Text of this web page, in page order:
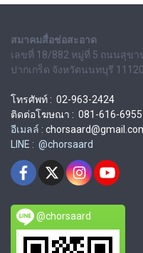
สมาคมสื่อช่อสะอาด
เลขที่ 18/882 หมู่ที่ 5 ถนนสุขา
ปากเกร็ด จังหวัดนนทบุรี 11120
โทรศัพท์ : 02-963-2424
ติดต่อโฆษณา : 081-616-6955
อีเมลล์ :
LINE : @chorsaard
@chorsaard